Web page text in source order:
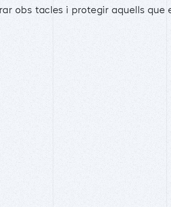
obs tacles i protegir aquells que